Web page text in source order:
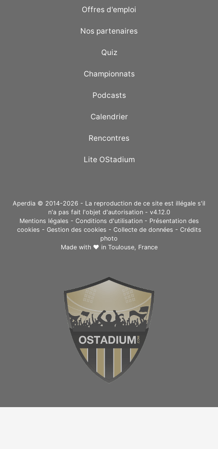
Offres d'emploi
Nos partenaires
Quiz
Championnats
Podcasts
Calendrier
Rencontres
Lite OStadium
Aperdia © 2014-2026 - La reproduction de ce site est illégale s'il
n'a pas fait l'objet d'autorisation - v4.12.0
Mentions légales - Conditions d'utilisation- Présentation des
cookies - Gestion des cookies - Collecte de données - Crédits
photo
Made with ❤ in Toulouse, France